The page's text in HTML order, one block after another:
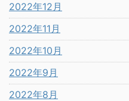
2022年12月
2022年11月
2022年10月
2022年9月
2022年8月